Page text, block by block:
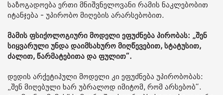
საზოგადოება ერთი მნიშვნელოვანი რამის ნაკლებობით
იტანჯება - უპირობო მიღების არარსებობით.
მამის ფსიქოლოგიური მოდელი ეფუძნება პირობას: „შენ
სიყვარული უნდა დაიმსახურო მიღწევებით, სტატუსით,
ძალით, წარმატებითა და ფულით“.
დედის არქეტიპული მოდელი კი ეფუძნება უპირობობას:
„შენ მიღებული ხარ უბრალოდ იმიტომ, რომ არსებობ“.